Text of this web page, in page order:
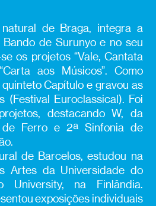
de Braga, integra a
Bando de Surunyo e no seu
os projetos “Vale, Cantata
aos Músicos”. Como
Capítulo e gravou as
(Festival Euroclassical). Foi
destacando W, da
de Ferro e 2ª Sinfonia de
de Barcelos, estudou na
Artes da Universidade do
na Finlândia.
exposições individuais